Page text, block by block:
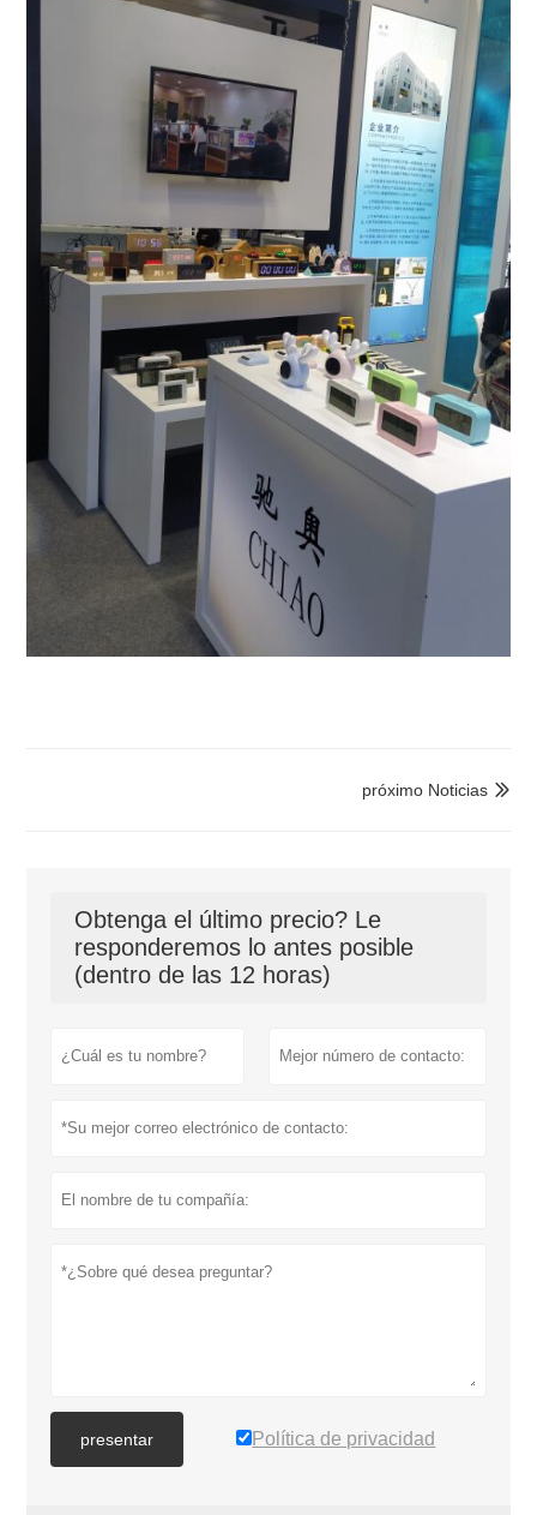

próximo Noticias
Obtenga el último precio? Le
responderemos lo antes posible
(dentro de las 12 horas)
presentar Política de privacidad